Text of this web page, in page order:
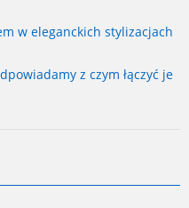
w eleganckich stylizacjach
z czym łączyć je